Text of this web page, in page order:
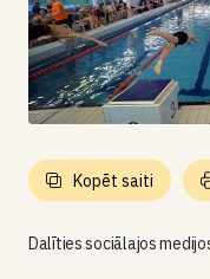
Dalīties sociālajos
Kopēt saiti